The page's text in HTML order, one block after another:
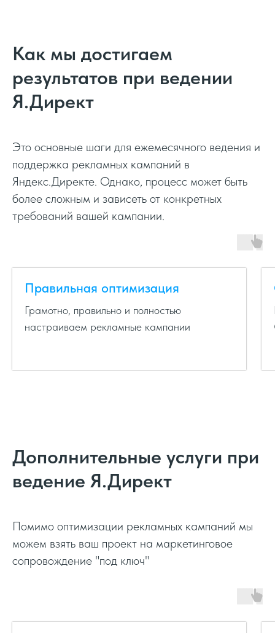
Оптимизация быстрых ссылок
Минусация ключевых слов
Оптимизация операторов
Корректировка стратегии
Тестирование аудиторий
Создание подзаголовков
Гарантируем максимальное качество
настройки рекламных кампаний яндекс
директ
Как мы достигаем
результатов при ведении
Я.Директ
Это основные шаги для ежемесячного ведения и
поддержка рекламных кампаний в
Яндекс.Директе. Однако, процесс может быть
более сложным и зависеть от конкретных
требований вашей кампании.
Правильная оптимизация
Грамотно, правильно и полностью
настраиваем рекламные кампании
Дополнительные услуги при
ведение Я.Директ
Помимо оптимизации рекламных кампаний мы
можем взять ваш проект на маркетинговое
сопровождение "под ключ"